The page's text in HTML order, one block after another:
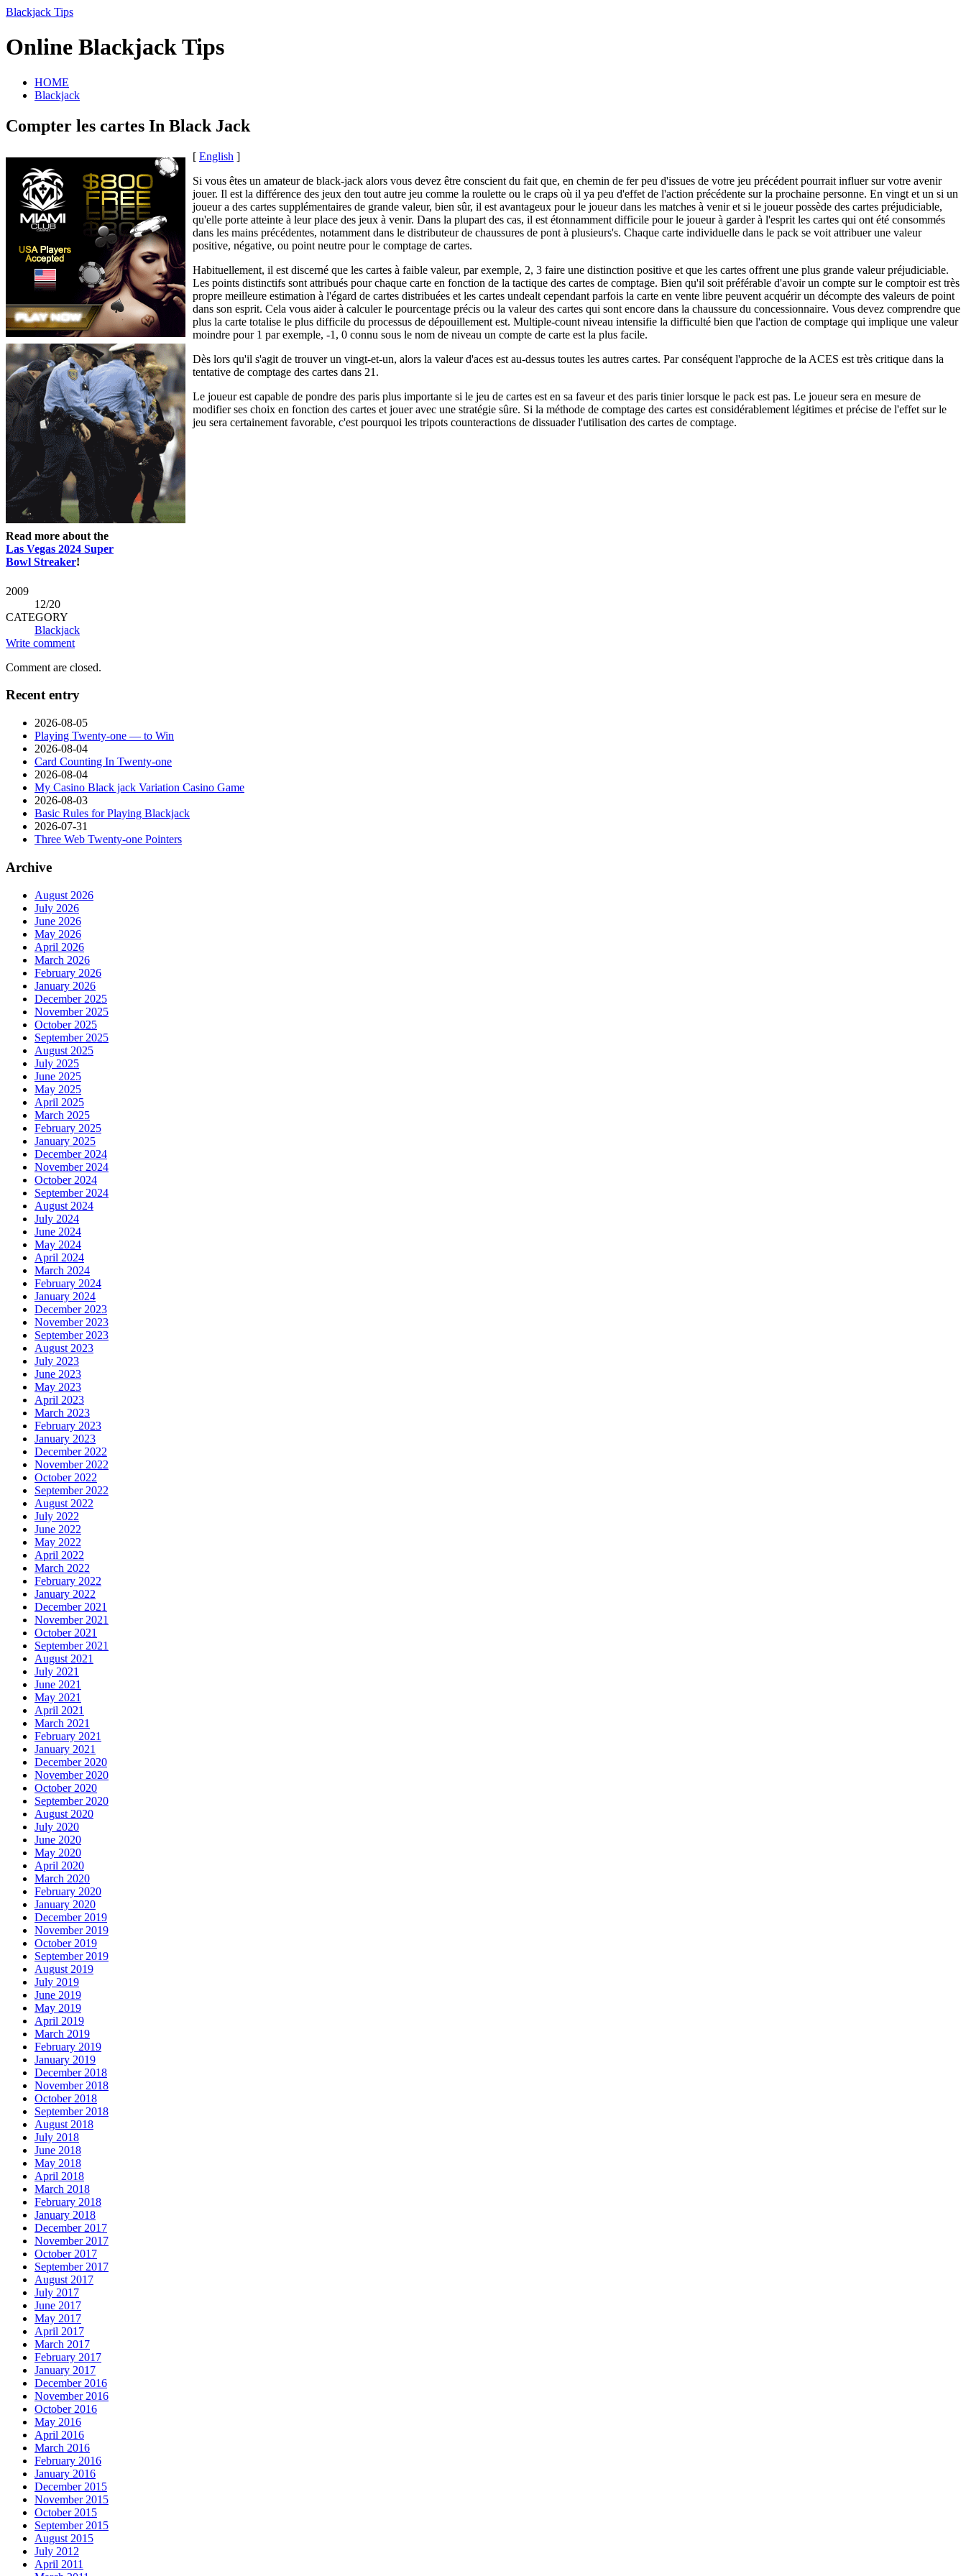
Blackjack Tips
Online Blackjack Tips
HOME
Blackjack
Compter les cartes In Black Jack
Read more about the
Las Vegas 2024 Super
Bowl Streaker!
[ English ]
Si vous êtes un amateur de black-jack alors vous devez être conscient du fait que, en chemin de fer peu d'issues de votre jeu précédent pourrait influer sur votre avenir
jouer. Il est la différence des jeux den tout autre jeu comme la roulette ou le craps où il ya peu d'effet de l'action précédente sur la prochaine personne. En vingt et un si un
joueur a des cartes supplémentaires de grande valeur, bien sûr, il est avantageux pour le joueur dans les matches à venir et si le joueur possède des cartes préjudiciable,
qu'elle porte atteinte à leur place des jeux à venir. Dans la plupart des cas, il est étonnamment difficile pour le joueur à garder à l'esprit les cartes qui ont été consommés
dans les mains précédentes, notamment dans le distributeur de chaussures de pont à plusieurs's. Chaque carte individuelle dans le pack se voit attribuer une valeur
positive, négative, ou point neutre pour le comptage de cartes.
Habituellement, il est discerné que les cartes à faible valeur, par exemple, 2, 3 faire une distinction positive et que les cartes offrent une plus grande valeur préjudiciable.
Les points distinctifs sont attribués pour chaque carte en fonction de la tactique des cartes de comptage. Bien qu'il soit préférable d'avoir un compte sur le comptoir est très
propre meilleure estimation à l'égard de cartes distribuées et les cartes undealt cependant parfois la carte en vente libre peuvent acquérir un décompte des valeurs de point
dans son esprit. Cela vous aider à calculer le pourcentage précis ou la valeur des cartes qui sont encore dans la chaussure du concessionnaire. Vous devez comprendre que
plus la carte totalise le plus difficile du processus de dépouillement est. Multiple-count niveau intensifie la difficulté bien que l'action de comptage qui implique une valeur
moindre pour 1 par exemple, -1, 0 connu sous le nom de niveau un compte de carte est la plus facile.
Dès lors qu'il s'agit de trouver un vingt-et-un, alors la valeur d'aces est au-dessus toutes les autres cartes. Par conséquent l'approche de la ACES est très critique dans la
tentative de comptage des cartes dans 21.
Le joueur est capable de pondre des paris plus importante si le jeu de cartes est en sa faveur et des paris tinier lorsque le pack est pas. Le joueur sera en mesure de
modifier ses choix en fonction des cartes et jouer avec une stratégie sûre. Si la méthode de comptage des cartes est considérablement légitimes et précise de l'effet sur le
jeu sera certainement favorable, c'est pourquoi les tripots counteractions de dissuader l'utilisation des cartes de comptage.
2009
12/20
CATEGORY
Blackjack
Write comment
Comment are closed.
Recent entry
2026-08-05
Playing Twenty-one — to Win
2026-08-04
Card Counting In Twenty-one
2026-08-04
My Casino Black jack Variation Casino Game
2026-08-03
Basic Rules for Playing Blackjack
2026-07-31
Three Web Twenty-one Pointers
Archive
August 2026
July 2026
June 2026
May 2026
April 2026
March 2026
February 2026
January 2026
December 2025
November 2025
October 2025
September 2025
August 2025
July 2025
June 2025
May 2025
April 2025
March 2025
February 2025
January 2025
December 2024
November 2024
October 2024
September 2024
August 2024
July 2024
June 2024
May 2024
April 2024
March 2024
February 2024
January 2024
December 2023
November 2023
September 2023
August 2023
July 2023
June 2023
May 2023
April 2023
March 2023
February 2023
January 2023
December 2022
November 2022
October 2022
September 2022
August 2022
July 2022
June 2022
May 2022
April 2022
March 2022
February 2022
January 2022
December 2021
November 2021
October 2021
September 2021
August 2021
July 2021
June 2021
May 2021
April 2021
March 2021
February 2021
January 2021
December 2020
November 2020
October 2020
September 2020
August 2020
July 2020
June 2020
May 2020
April 2020
March 2020
February 2020
January 2020
December 2019
November 2019
October 2019
September 2019
August 2019
July 2019
June 2019
May 2019
April 2019
March 2019
February 2019
January 2019
December 2018
November 2018
October 2018
September 2018
August 2018
July 2018
June 2018
May 2018
April 2018
March 2018
February 2018
January 2018
December 2017
November 2017
October 2017
September 2017
August 2017
July 2017
June 2017
May 2017
April 2017
March 2017
February 2017
January 2017
December 2016
November 2016
October 2016
May 2016
April 2016
March 2016
February 2016
January 2016
December 2015
November 2015
October 2015
September 2015
August 2015
July 2012
April 2011